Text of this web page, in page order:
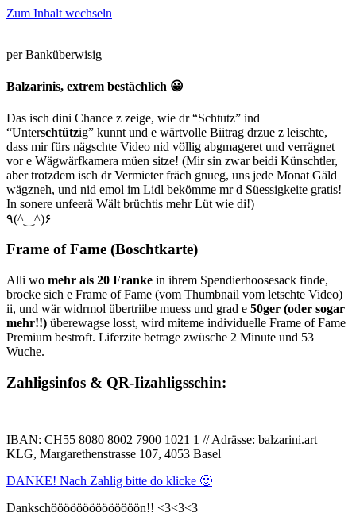
Zum Inhalt wechseln
per Banküberwisig
Balzarinis, extrem bestächlich 😀
Das isch dini Chance z zeige, wie dr “Schtutz” ind
“Unterschtützig” kunnt und e wärtvolle Biitrag drzue z leischte,
dass mir fürs nägschte Video nid völlig abgmageret und verrägnet
vor e Wägwärfkamera müen sitze! (Mir sin zwar beidi Künschtler,
aber trotzdem isch dr Vermieter fräch gnueg, uns jede Monat Gäld
wägzneh, und nid emol im Lidl bekömme mr d Süessigkeite gratis!
In sonere unfeerä Wält brüchtis mehr Lüt wie di!)
٩(^‿^)۶
Frame of Fame (Boschtkarte)
Alli wo mehr als 20 Franke in ihrem Spendierhoosesack finde,
brocke sich e Frame of Fame (vom Thumbnail vom letschte Video)
ii, und wär widrmol übertriibe muess und grad e 50ger (oder sogar
mehr!!) überewagse losst, wird miteme individuelle Frame of Fame
Premium bestroft. Liferzite betrage zwüsche 2 Minute und 53
Wuche.
Zahligsinfos & QR-Iizahligsschin:
IBAN: CH55 8080 8002 7900 1021 1 // Adrässe: balzarini.art
KLG, Margarethenstrasse 107, 4053 Basel
DANKE! Nach Zahlig bitte do klicke 🙂
Dankschöööööööööööööön!! <3<3<3